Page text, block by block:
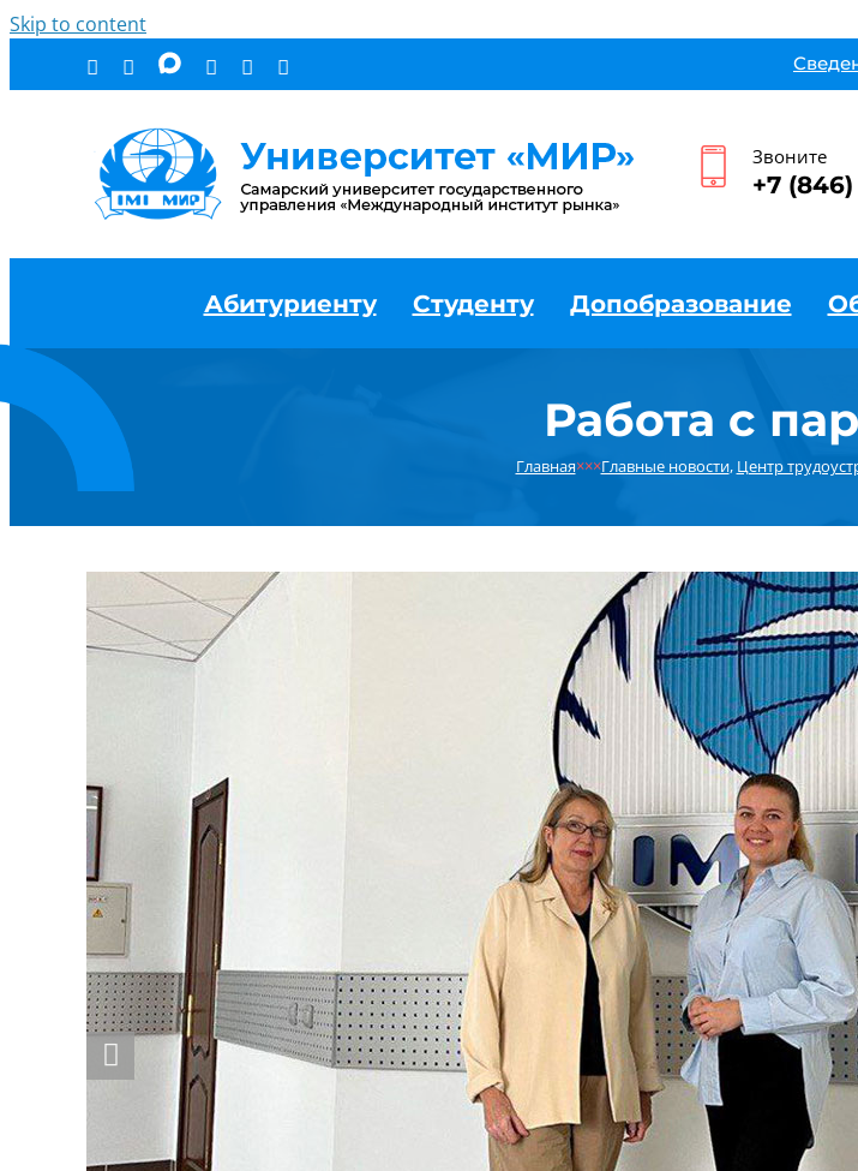
Skip to content
Звоните
+7
Абитуриенту Студенту Допобразование
Работа с
Главная×××Главные новости, Центр